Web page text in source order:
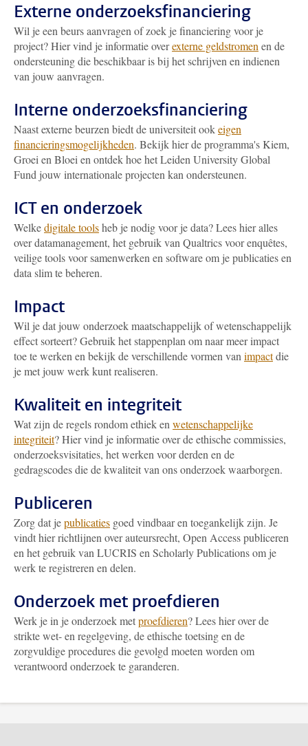
Externe onderzoeksfinanciering
Wil je een beurs aanvragen of zoek je financiering voor je
project? Hier vind je informatie overexterne geldstromen en de
ondersteuning die beschikbaar is bij het schrijven en indienen
van jouw aanvragen.
Interne onderzoeksfinanciering
Naast externe beurzen biedt de universiteit ookeigen
financieringsmogelijkheden. Bekijk hier de programma's Kiem,
Groei en Bloei en ontdek hoe het Leiden University Global
Fund jouw internationale projecten kan ondersteunen.
ICT en onderzoek
Welkedigitale toolsheb je nodig voor je data? Lees hier alles
over datamanagement, het gebruik van Qualtrics voor enquêtes,
veilige tools voor samenwerken en software om je publicaties en
data slim te beheren.
Impact
Wil je dat jouw onderzoek maatschappelijk of wetenschappelijk
effect sorteert? Gebruik het stappenplan om naar meer impact
toe te werken en bekijk de verschillende vormen van impactdie
je met jouw werk kunt realiseren.
Kwaliteit en integriteit
Wat zijn de regels rondom ethiek en wetenschappelijke
integriteit? Hier vind je informatie over de ethische commissies,
onderzoeksvisitaties, het werken voor derden en de
gedragscodes die de kwaliteit van ons onderzoek waarborgen.
Publiceren
Zorg dat jepublicaties goed vindbaar en toegankelijk zijn. Je
vindt hier richtlijnen over auteursrecht, Open Access publiceren
en het gebruik van LUCRIS en Scholarly Publications om je
werk te registreren en delen.
Onderzoek met proefdieren
Werk je in je onderzoek metproefdieren? Lees hier over de
strikte wet- en regelgeving, de ethische toetsing en de
zorgvuldige procedures die gevolgd moeten worden om
verantwoord onderzoek te garanderen.